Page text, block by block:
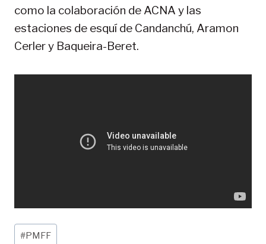
como la colaboración de ACNA y las
estaciones de esquí de Candanchú, Aramon
Cerler y Baqueira-Beret.
Etiquetas
#PMFF